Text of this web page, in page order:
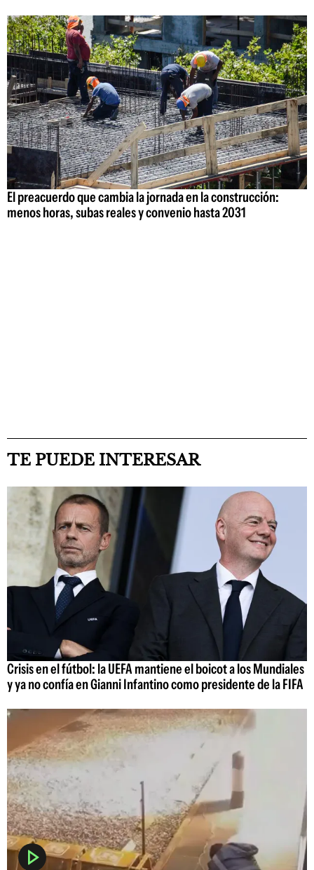
El preacuerdo que cambia la jornada en la construcción:
menos horas, subas reales y convenio hasta 2031
TE PUEDE INTERESAR
Crisis en el fútbol: la UEFA mantiene el boicot a los Mundiales
y ya no confía en Gianni Infantino como presidente de la FIFA